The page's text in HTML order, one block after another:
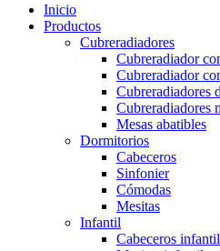
Inicio
Productos
Cubreradiadores
Cubreradiador
Cubreradiador
Cubreradiadores
Cubreradiadores
Mesas abatibles
Dormitorios
Cabeceros
Sinfonier
Cómodas
Mesitas
Infantil
Cabeceros